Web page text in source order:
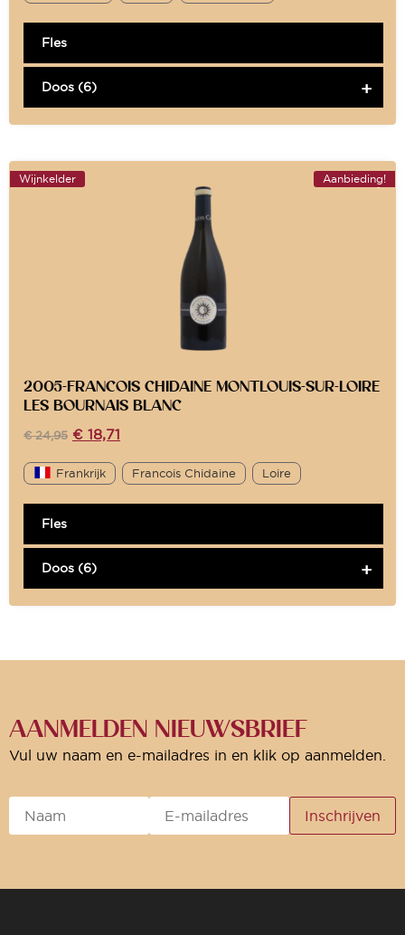
Fles
Doos (6)
Aanbieding!
Wijnkelder
2005-FRANCOIS CHIDAINE MONTLOUIS-SUR-LOIRE
LES BOURNAIS BLANC
€24,95 € 18,71
Frankrijk Francois Chidaine Loire
Fles
Doos (6)
AANMELDEN NIEUWSBRIEF
Vul uw naam en e-mailadres in en klik op aanmelden.